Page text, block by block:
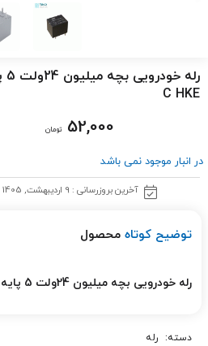
C HKE
52,000 تومان
در انبار موجود نمی باشد
آخرین بروزرسانی : 9 اردیبهشت, 1405
توضیح کوتاه محصول
رله خودرویی بچه میلیون 24ولت 5 پایه CMA51H-S-DC24V-C HKE
دسته: رله